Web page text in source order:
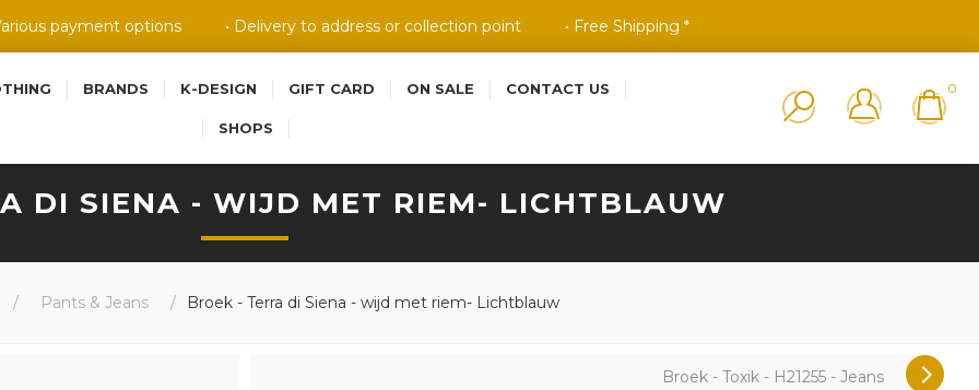
payment options • Delivery to address or collection point • Free Shipping *
BRANDS K-DESIGN GIFT CARD ON SALE CONTACT US
SHOPS
0
/ Pants & Jeans / Broek - Terra di Siena - wijd met riem- Lichtblauw
Broek - Toxik - H21255 - Jeans
DI SIENA - WIJD MET RIEM- LICHTBLAUW